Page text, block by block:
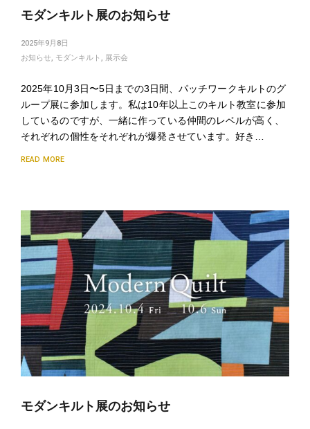
モダンキルト展のお知らせ
2025年9月8日
お知らせ, モダンキルト , 展示会
2025年10月3日〜5日までの3日間、パッチワークキルトのグ
ループ展に参加します。私は10年以上このキルト教室に参加
しているのですが、一緒に作っている仲間のレベルが高く、
それぞれの個性をそれぞれが爆発させています。好き…
READ MORE
モダンキルト展のお知らせ